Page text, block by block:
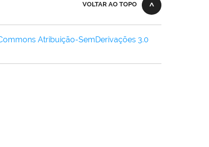
VOLTAR AO TOPO
Atribuição-SemDerivações 3.0